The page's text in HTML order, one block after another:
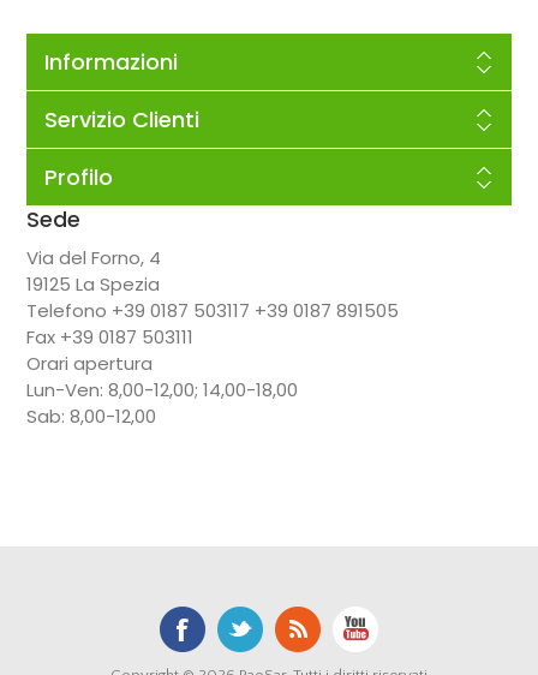
Informazioni
Servizio Clienti
Profilo
Sede
Via del Forno, 4
19125 La Spezia
Telefono +39 0187 503117 +39 0187 891505
Fax +39 0187 503111
Orari apertura
Lun-Ven: 8,00-12,00; 14,00-18,00
Sab: 8,00-12,00